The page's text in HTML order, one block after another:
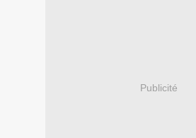
Publicité